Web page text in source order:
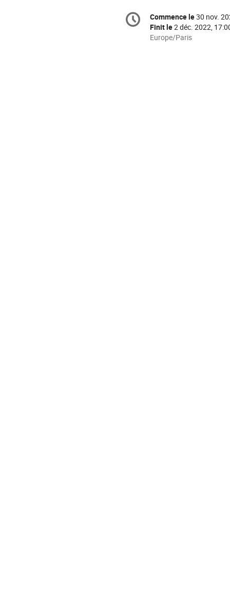
Information
de
Date/Heure
Commence le30 nov.
Finit le2 déc. 2022,
Toutes
Europe/Paris